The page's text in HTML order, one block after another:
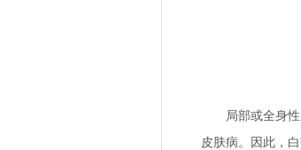
局部或全身性
皮肤病。因此，